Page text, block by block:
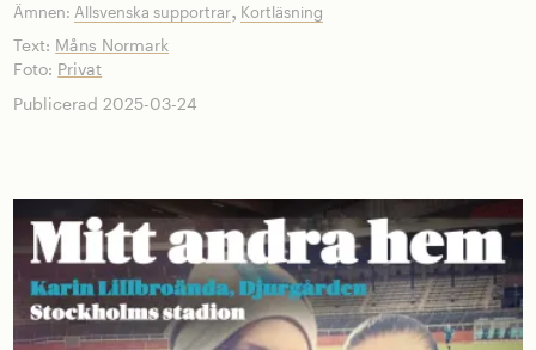
Ämnen:Allsvenska supportrar, Kortläsning
Text: Måns Normark
Foto: Privat
Publicerad 2025-03-24